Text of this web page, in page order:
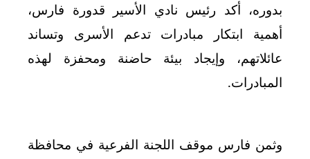
بدوره، أكد رئيس نادي الأسير قدورة فارس،
أهمية ابتكار مبادرات تدعم الأسرى وتساند
عائلاتهم، وإيجاد بيئة حاضنة ومحفزة لهذه
المبادرات.
وثمن فارس موقف اللجنة الفرعية في محافظة